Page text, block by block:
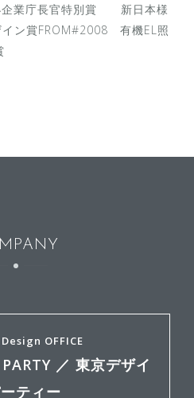
企業庁長官特別賞 新日本様
ン賞FROM#2008 有機EL照
OFFICE
／ 東京デザイ
ティー